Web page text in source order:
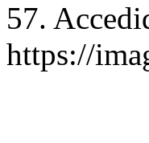
57.
https://